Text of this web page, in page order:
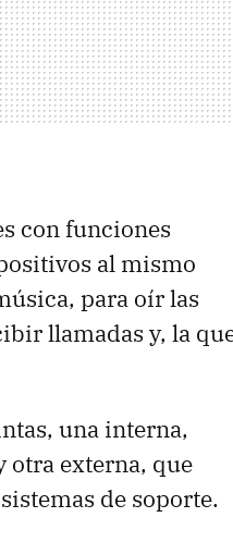
con funciones
al mismo
para oír las
llamadas y, la
una interna,
otra externa, que
de soporte.